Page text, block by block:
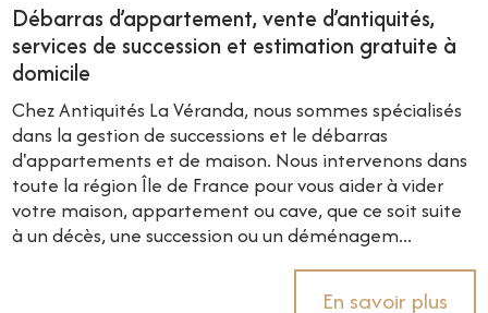
Débarras d’appartement, vente d’antiquités,
services de succession et estimation gratuite à
domicile
Chez Antiquités La Véranda, nous sommes spécialisés
dans la gestion de successions et le débarras
d'appartements et de maison. Nous intervenons dans
toute la région Île de France pour vous aider à vider
votre maison, appartement ou cave, que ce soit suite
à un décès, une succession ou un déménagem...
En savoir plus